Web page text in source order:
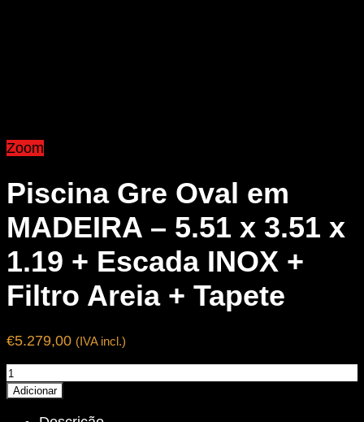
Zoom
Piscina Gre Oval em
MADEIRA – 5.51 x 3.51 x
1.19 + Escada INOX +
Filtro Areia + Tapete
€5.279,00 (IVA incl.)
Quantidade
de
Adicionar